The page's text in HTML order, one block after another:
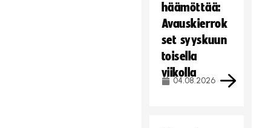
häämöttää:
Avauskierrok
set syyskuun
toisella
viikolla
04.08.2026